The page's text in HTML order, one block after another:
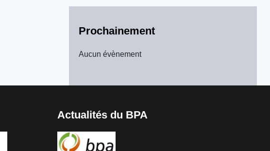
Prochainement
Aucun évènement
Actualités du BPA